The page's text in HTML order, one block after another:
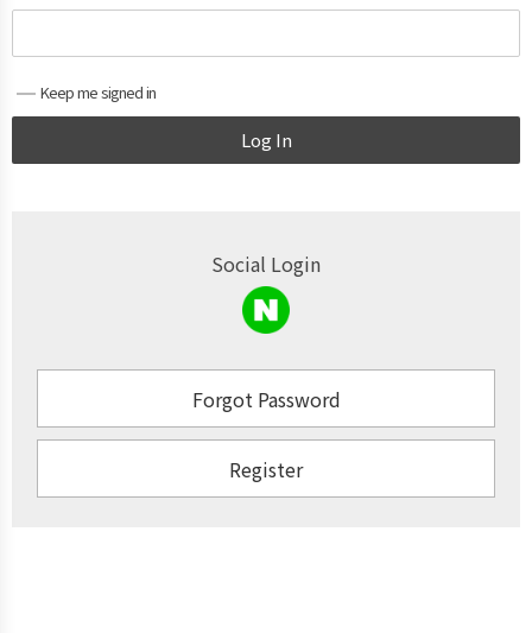
Keep me signed in
Log In
Social Login
Forgot Password
Register